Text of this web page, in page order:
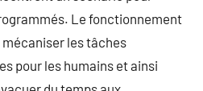
Le fonctionnement
les tâches
pour les humains et ainsi